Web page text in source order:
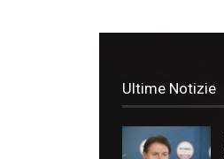
Ultime Notizie